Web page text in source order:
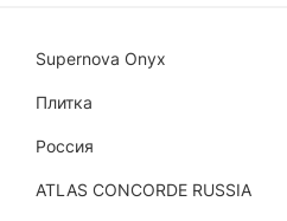
Supernova Onyx
Плитка
Россия
ATLAS CONCORDE RUSSIA